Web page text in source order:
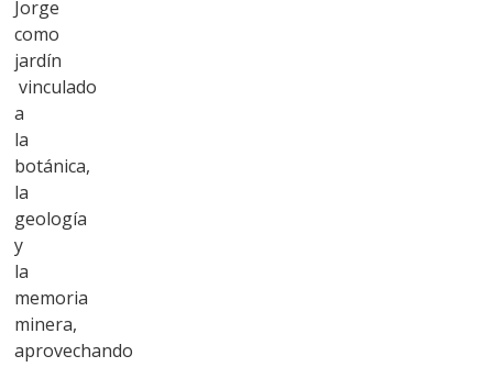
Jorge
como
jardín
vinculado
a
la
botánica,
la
geología
y
la
memoria
minera,
aprovechando